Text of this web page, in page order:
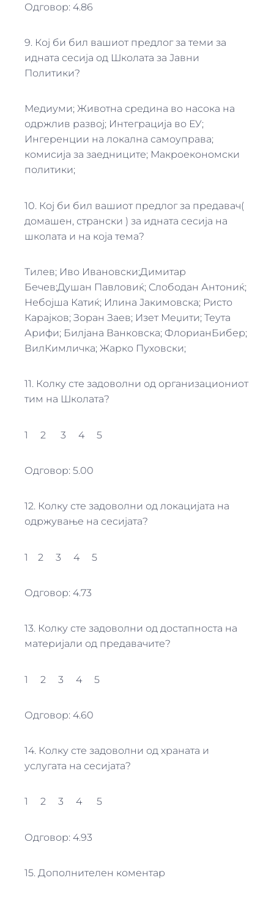
Одговор: 4.86
9. Кој би бил вашиот предлог за теми за
идната сесија од Школата за Јавни
Политики?
Медиуми; Животна средина во насока на
одржлив развој; Интеграција во ЕУ;
Ингеренции на локална самоуправа;
комисија за заедниците; Макроекономски
политики;
10. Кој би бил вашиот предлог за предавач(
домашен, странски ) за идната сесија на
школата и на која тема?
Тилев; Иво Ивановски;Димитар
Бечев;Душан Павловиќ; Слободан Антониќ;
Небојша Катиќ; Илина Јакимовска; Ристо
Карајков; Зоран Заев; Изет Меџити; Теута
Арифи; Билјана Ванковска; ФлорианБибер;
ВилКимличка; Жарко Пуховски;
11. Колку сте задоволни од организациониот
тим на Школата?
1 2 3 4 5
Одговор: 5.00
12. Колку сте задоволни од локацијата на
одржување на сесијата?
1 2 3 4 5
Одговор: 4.73
13. Колку сте задоволни од достапноста на
материјали од предавачите?
1 2 3 4 5
Одговор: 4.60
14. Колку сте задоволни од храната и
услугата на сесијата?
1 2 3 4 5
Одговор: 4.93
15. Дополнителен коментар